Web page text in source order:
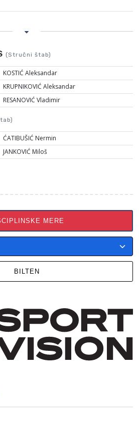
(Stručni štab)
KOSTIĆ Aleksandar
KRUPNIKOVIĆ Aleksandar
RESANOVIĆ Vladimir
ĆATIBUŠIĆ Nermin
JANKOVIĆ Miloš
MERE
BILTEN